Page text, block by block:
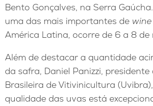
Bento Gonçalves, na Serra
uma das mais importantes de
América Latina, ocorre de 6 a 8 de
Além de destacar a quantidade
da safra, Daniel Panizzi, presidente
Brasileira de Vitivinicultura
qualidade das uvas está